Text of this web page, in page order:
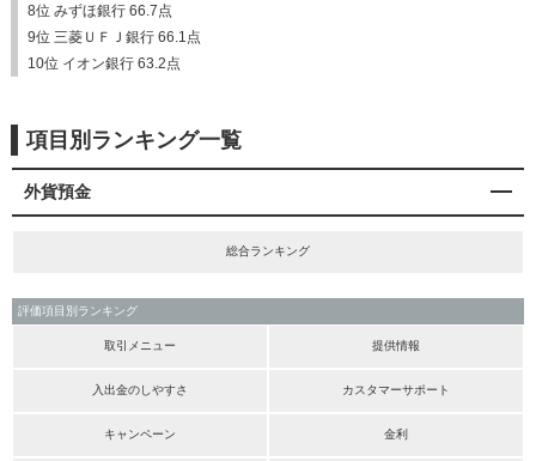
8位 みずほ銀行 66.7点
9位 三菱ＵＦＪ銀行 66.1点
10位 イオン銀行 63.2点
項目別ランキング一覧
外貨預金
総合ランキング
評価項目別ランキング
取引メニュー 提供情報
入出金のしやすさ カスタマーサポート
キャンペーン 金利